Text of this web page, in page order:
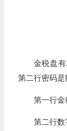
金税盘
第二行密码是
第一行金
第二行数